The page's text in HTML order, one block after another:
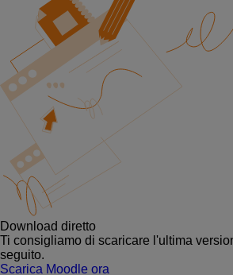
Download diretto
Ti consigliamo di scaricare l'ultima
seguito.
Scarica Moodle ora